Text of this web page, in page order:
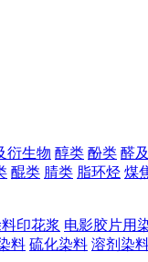
衍生物 醇类 酚类 醛
醌类 腈类 脂环烃 煤
印花浆 电影胶片用
料 硫化染料 溶剂染